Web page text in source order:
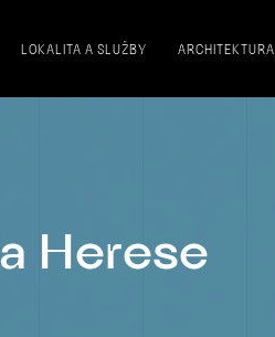
LOKALITA A SLUŽBY ARCHITEKTURA
Herese